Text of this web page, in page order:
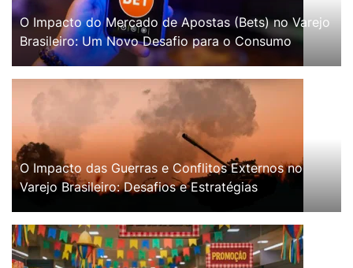
O Impacto do Mercado de Apostas (Bets) no Varejo
Brasileiro: Um Novo Desafio para o Consumo
O Impacto das Guerras e Conflitos Externos no
Varejo Brasileiro: Desafios e Estratégias